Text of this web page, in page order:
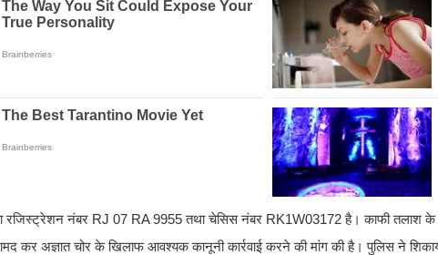
का रजिस्ट्रेशन नंबर RJ 07 RA 9955 तथा चेसिस नंबर RK1W03172 है। काफी तलाश
कर अज्ञात चोर के खिलाफ आवश्यक कानूनी कार्रवाई करने की मांग की है। पुलिस ने